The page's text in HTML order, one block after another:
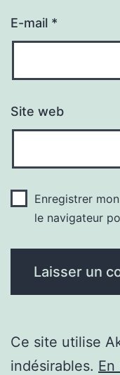
E-mail *
Site web
Enregistrer
le navigateur
Ce site utilise
indésirables. En